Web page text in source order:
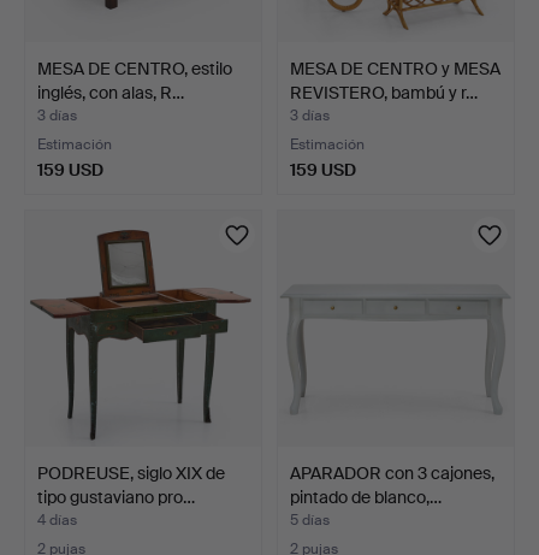
MESA DE CENTRO, estilo
inglés, con alas, R…
3 días
Estimación
159 USD
MESA DE CENTRO y MESA
REVISTERO, bambú y r…
3 días
Estimación
159 USD
PODREUSE, siglo XIX de
tipo gustaviano pro…
4 días
2 pujas
APARADOR con 3 cajones,
pintado de blanco,…
5 días
2 pujas